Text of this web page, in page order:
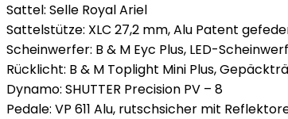
Sattel: Selle Royal Ariel
Sattelstütze: XLC 27,2 mm, Alu Patent
Scheinwerfer: B & M Eyc Plus, LED-
Rücklicht: B & M Toplight Mini Plus,
Dynamo: SHUTTER Precision PV – 8
Pedale: VP 611 Alu, rutschsicher mit